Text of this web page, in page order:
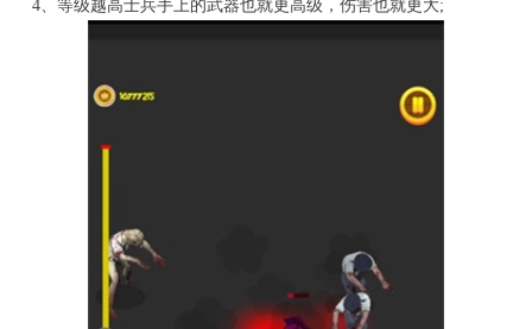
4、等级越高士兵手上的武器也就更高级，伤害也就更大;